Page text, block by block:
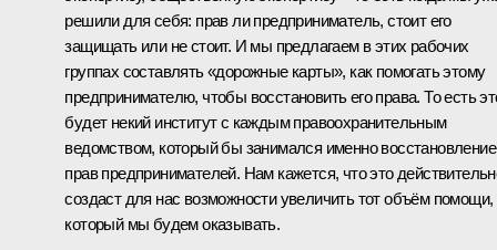
решили для себя: прав ли предприниматель, стоит его
защищать или не стоит. И мы предлагаем в этих рабочих
группах составлять «дорожные карты», как помогать этому
предпринимателю, чтобы восстановить его права. То есть
будет некий институт с каждым правоохранительным
ведомством, который бы занимался именно
прав предпринимателей. Нам кажется, что это
создаст для нас возможности увеличить тот объём помощи,
который мы будем оказывать.